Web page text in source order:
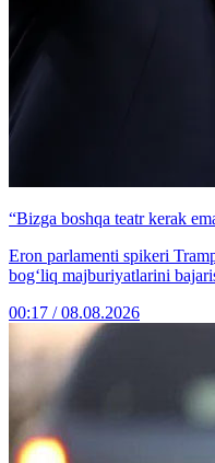
“Bizga boshqa teatr kerak
Eron parlamenti spikeri
bog‘liq majburiyatlarini
00:17 / 08.08.2026